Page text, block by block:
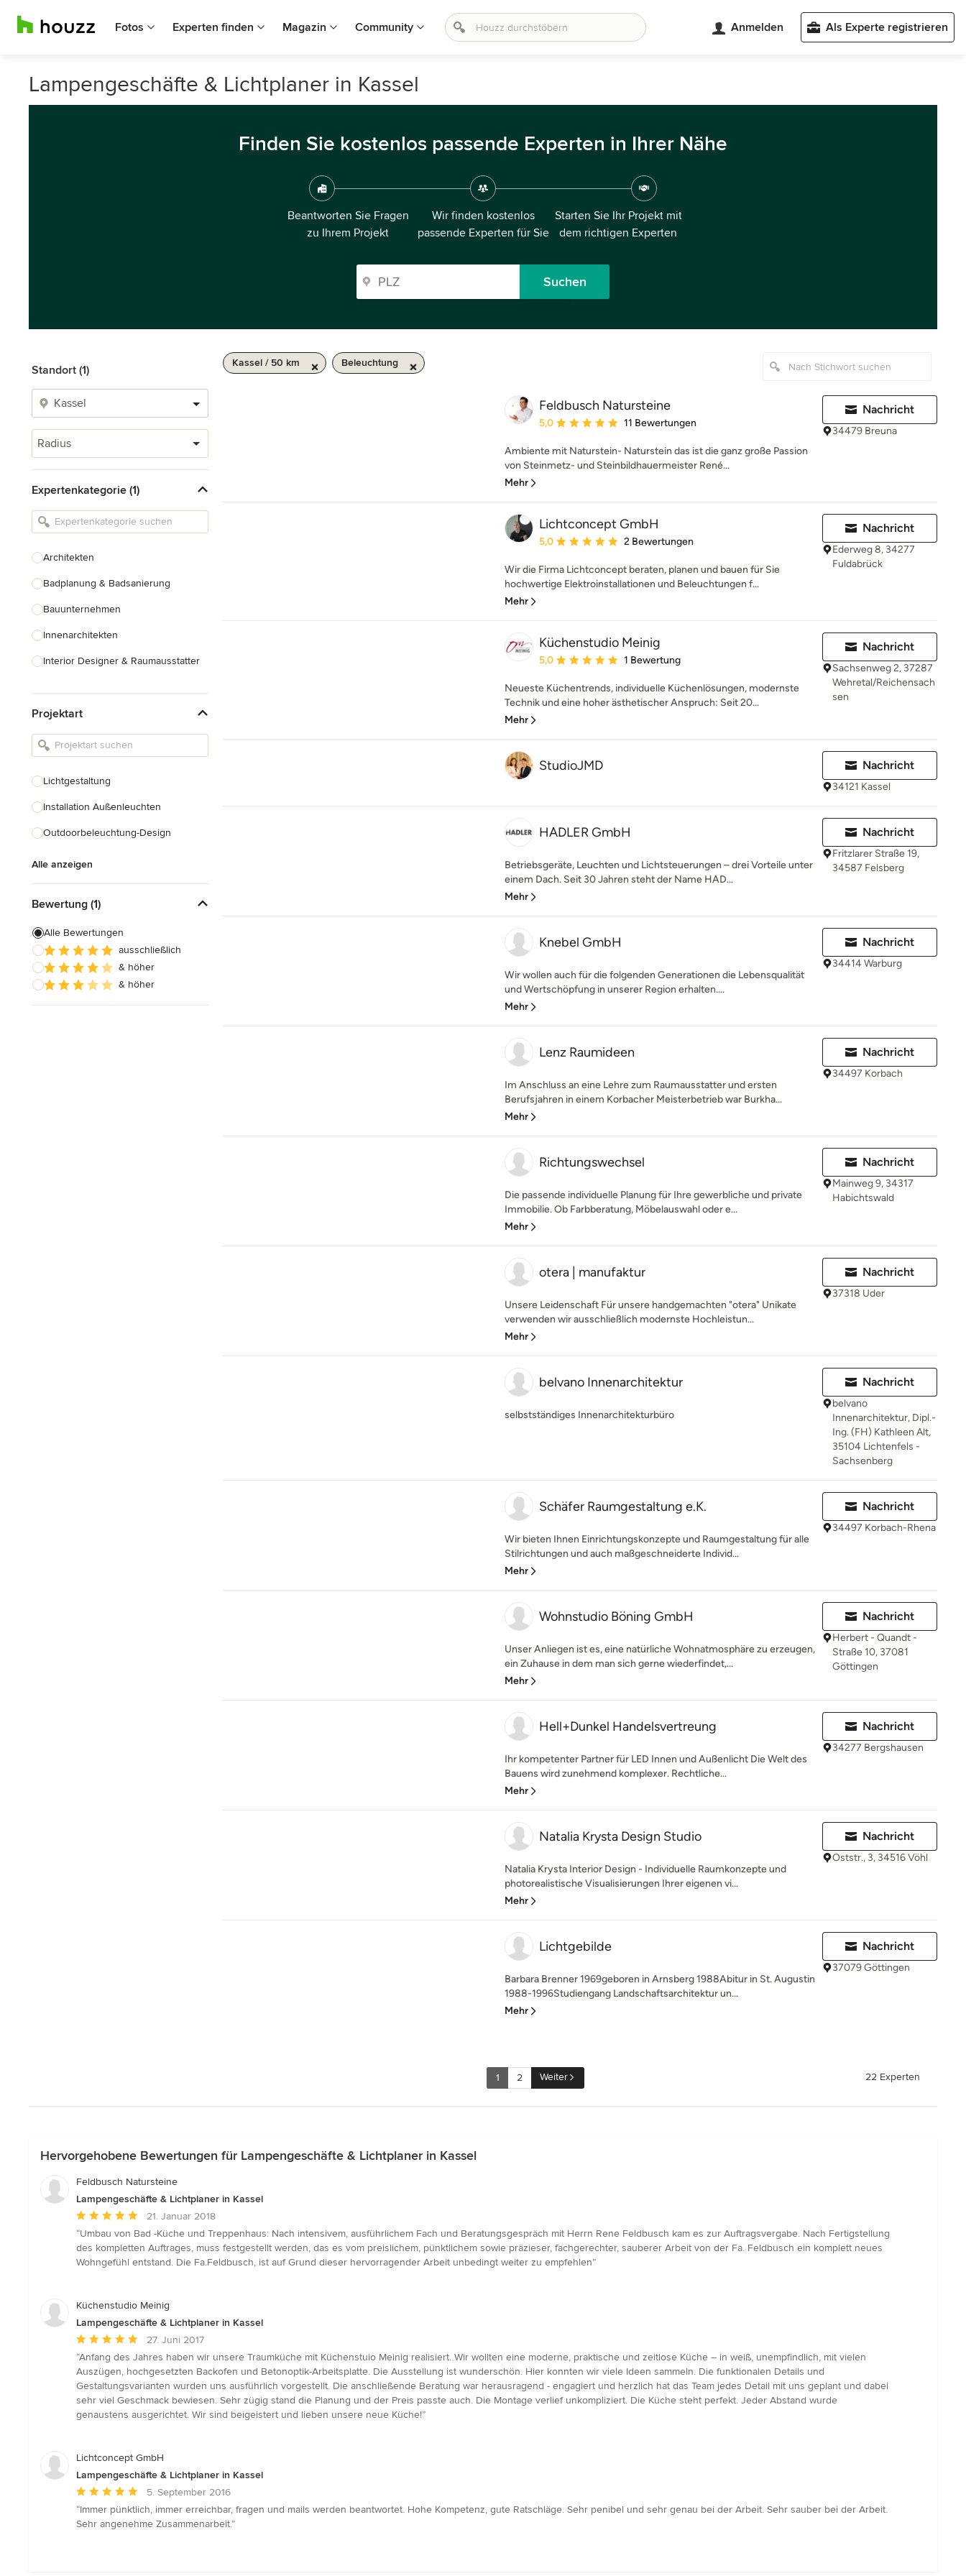
Fotos Experten finden Magazin Community Anmelden Als Experte registrieren
Lampengeschäfte & Lichtplaner in Kassel
Finden Sie kostenlos passende Experten in Ihrer Nähe
Beantworten Sie Fragen
zu Ihrem Projekt
Wir finden kostenlos
passende Experten für Sie
Starten Sie Ihr Projekt mit
dem richtigen Experten
Suchen
Standort (1)
Radius
Expertenkategorie (1)
Architekten
Badplanung & Badsanierung
Bauunternehmen
Innenarchitekten
Interior Designer & Raumausstatter
Landschaftsarchitekten
Armaturen & Sanitärbedarf
Einbauschränke
Projektart
Lichtgestaltung
Installation Außenleuchten
Outdoorbeleuchtung-Design
Alle anzeigen
Bewertung (1)
Alle Bewertungen
ausschließlich
& höher
& höher
Kassel / 50 km Beleuchtung
Feldbusch Natursteine
Durchschnittliche Bewertung: 5 von 5 Sternen
5,0 11 Bewertungen
Ambiente mit Naturstein- Naturstein das ist die ganz große Passion
von Steinmetz- und Steinbildhauermeister René...
Mehr
Nachricht
34479 Breuna
Lichtconcept GmbH
Durchschnittliche Bewertung: 5 von 5 Sternen
5,0 2 Bewertungen
Wir die Firma Lichtconcept beraten, planen und bauen für Sie
hochwertige Elektroinstallationen und Beleuchtungen f...
Mehr
Nachricht
Ederweg 8, 34277
Fuldabrück
Küchenstudio Meinig
Durchschnittliche Bewertung: 5 von 5 Sternen
5,0 1 Bewertung
Neueste Küchentrends, individuelle Küchenlösungen, modernste
Technik und eine hoher ästhetischer Anspruch: Seit 20...
Mehr
Nachricht
Sachsenweg 2, 37287
Wehretal/Reichensach
sen
StudioJMD Nachricht
34121 Kassel
HADLER GmbH
Betriebsgeräte, Leuchten und Lichtsteuerungen – drei Vorteile unter
einem Dach. Seit 30 Jahren steht der Name HAD...
Mehr
Nachricht
Fritzlarer Straße 19,
34587 Felsberg
Knebel GmbH
Wir wollen auch für die folgenden Generationen die Lebensqualität
und Wertschöpfung in unserer Region erhalten....
Mehr
Nachricht
34414 Warburg
Lenz Raumideen
Im Anschluss an eine Lehre zum Raumausstatter und ersten
Berufsjahren in einem Korbacher Meisterbetrieb war Burkha...
Mehr
Nachricht
34497 Korbach
Richtungswechsel
Die passende individuelle Planung für Ihre gewerbliche und private
Immobilie. Ob Farbberatung, Möbelauswahl oder e...
Mehr
Nachricht
Mainweg 9, 34317
Habichtswald
otera | manufaktur
Unsere Leidenschaft Für unsere handgemachten "otera" Unikate
verwenden wir ausschließlich modernste Hochleistun...
Mehr
Nachricht
37318 Uder
belvano Innenarchitektur
selbstständiges Innenarchitekturbüro
Nachricht
belvano
Innenarchitektur, Dipl.-
Ing. (FH) Kathleen Alt,
35104 Lichtenfels -
Sachsenberg
Schäfer Raumgestaltung e.K.
Wir bieten Ihnen Einrichtungskonzepte und Raumgestaltung für alle
Stilrichtungen und auch maßgeschneiderte Individ...
Mehr
Nachricht
34497 Korbach-Rhena
Wohnstudio Böning GmbH
Unser Anliegen ist es, eine natürliche Wohnatmosphäre zu erzeugen,
ein Zuhause in dem man sich gerne wiederfindet,...
Mehr
Nachricht
Herbert - Quandt -
Straße 10, 37081
Göttingen
Hell+Dunkel Handelsvertreung
Ihr kompetenter Partner für LED Innen und Außenlicht Die Welt des
Bauens wird zunehmend komplexer. Rechtliche...
Mehr
Nachricht
34277 Bergshausen
Natalia Krysta Design Studio
Natalia Krysta Interior Design - Individuelle Raumkonzepte und
photorealistische Visualisierungen Ihrer eigenen vi...
Mehr
Nachricht
Oststr., 3, 34516 Vöhl
Lichtgebilde
Barbara Brenner 1969geboren in Arnsberg 1988Abitur in St. Augustin
1988-1996Studiengang Landschaftsarchitektur un...
Mehr
Nachricht
37079 Göttingen
1 2 Weiter 22 Experten
Hervorgehobene Bewertungen für Lampengeschäfte & Lichtplaner in Kassel
Feldbusch Natursteine
Lampengeschäfte & Lichtplaner in Kassel
Durchschnittliche
Bewertung:
5
von
21. Januar 2018
“Umbau von Bad -Küche und Treppenhaus: Nach intensivem, ausführlichem Fach und Beratungsgespräch mit Herrn Rene Feldbusch kam es zur Auftragsvergabe. Nach Fertigstellung
des kompletten Auftrages, muss festgestellt werden, das es vom preislichem, pünktlichem sowie präzieser, fachgerechter, sauberer Arbeit von der Fa. Feldbusch ein komplett neues
Wohngefühl entstand. Die Fa.Feldbusch, ist auf Grund dieser hervorragender Arbeit unbedingt weiter zu empfehlen”
Küchenstudio Meinig
Lampengeschäfte & Lichtplaner in Kassel
Durchschnittliche
Bewertung:
5
von
5
Sternen
27. Juni 2017
“Anfang des Jahres haben wir unsere Traumküche mit Küchenstuio Meinig realisiert. Wir wollten eine moderne, praktische und zeitlose Küche – in weiß, unempfindlich, mit vielen
Auszügen, hochgesetzten Backofen und Betonoptik-Arbeitsplatte. Die Ausstellung ist wunderschön. Hier konnten wir viele Ideen sammeln. Die funktionalen Details und
Gestaltungsvarianten wurden uns ausführlich vorgestellt. Die anschließende Beratung war herausragend - engagiert und herzlich hat das Team jedes Detail mit uns geplant und dabei
sehr viel Geschmack bewiesen. Sehr zügig stand die Planung und der Preis passte auch. Die Montage verlief unkompliziert. Die Küche steht perfekt. Jeder Abstand wurde
genaustens ausgerichtet. Wir sind beigeistert und lieben unsere neue Küche!”
Lichtconcept GmbH
Lampengeschäfte & Lichtplaner in Kassel
Durchschnittliche
Bewertung:
5
5. September 2016
“Immer pünktlich, immer erreichbar, fragen und mails werden beantwortet. Hohe Kompetenz, gute Ratschläge. Sehr penibel und sehr genau bei der Arbeit. Sehr sauber bei der Arbeit.
Sehr angenehme Zusammenarbeit.”